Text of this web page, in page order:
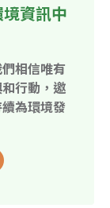
資訊中
相信唯有
行動，邀
為環境發